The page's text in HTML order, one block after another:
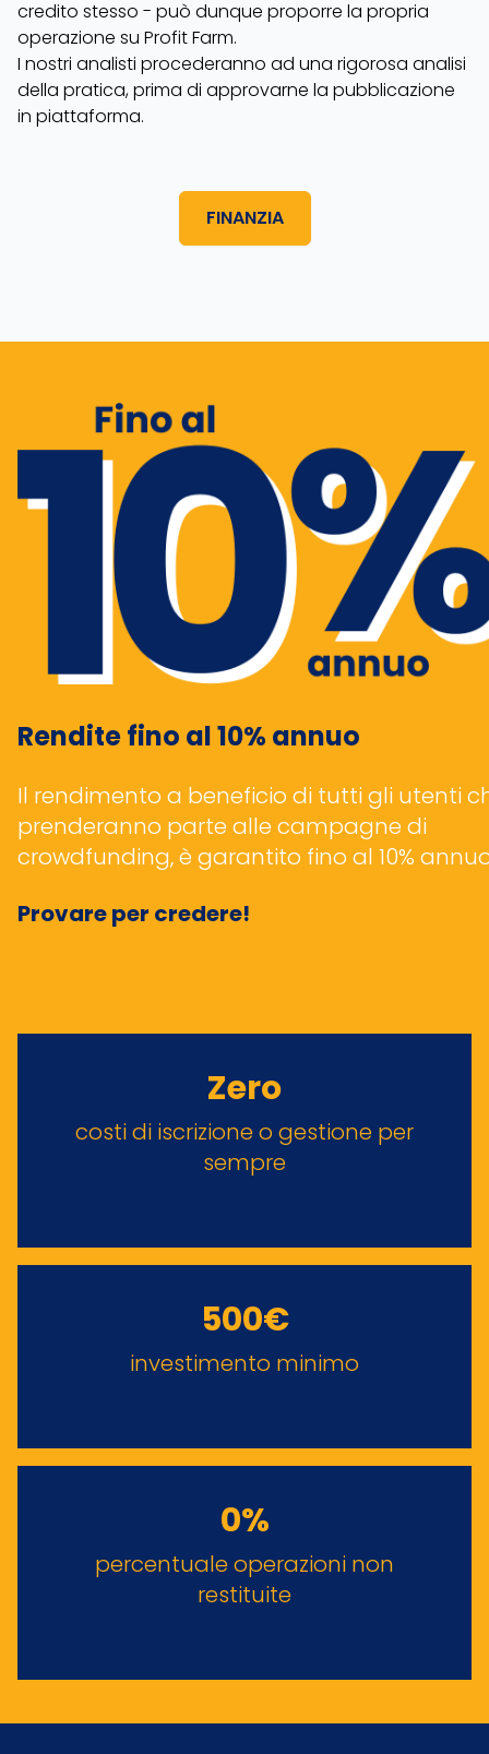
credito stesso - può dunque proporre la propria
operazione su Profit Farm.
I nostri analisti procederanno ad una rigorosa analisi
della pratica, prima di approvarne la pubblicazione
in piattaforma.
FINANZIA
Rendite fino al 10% annuo
Il rendimento a beneficio di tutti gli utenti
prenderanno parte alle campagne di
crowdfunding, è garantito fino al 10%
Provare per credere!
Zero
costi di iscrizione o gestione per
sempre
500€
investimento minimo
0%
percentuale operazioni non
restituite